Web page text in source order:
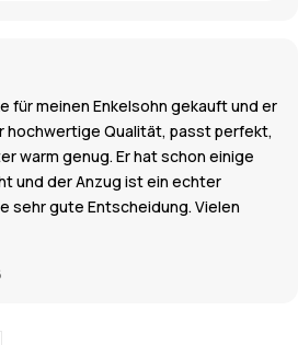
für meinen Enkelsohn gekauft und er
hochwertige Qualität, passt perfekt,
warm genug. Er hat schon einige
und der Anzug ist ein echter
sehr gute Entscheidung. Vielen